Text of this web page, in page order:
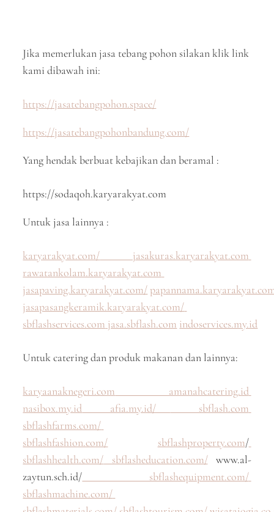
Jika memerlukan jasa tebang pohon silakan klik link
kami dibawah ini:
https://jasatebangpohon.space/
https://jasatebangpohonbandung.com/
Yang hendak berbuat kebajikan dan beramal :
https://sodaqoh.karyarakyat.com
Untuk jasa lainnya :
karyarakyat.com/ jasakuras.karyarakyat.com
rawatankolam.karyarakyat.com
jasapaving.karyarakyat.com/
jasapasangkeramik.karyarakyat.com/
sbflashservices.com jasa.sbflash.com indoservices.my.id
Untuk catering dan produk makanan dan lainnya:
karyaanaknegeri.com amanahcatering.id
nasibox.my.id afia.my.id/
sbflash.com
sbflashfarms.com/
sbflashfashion.com/
sbflashproperty.com/
sbflashhealth.com/ sbflasheducation.com/www.al-
zaytun.sch.id/ sbflashequipment.com/
sbflashmachine.com/